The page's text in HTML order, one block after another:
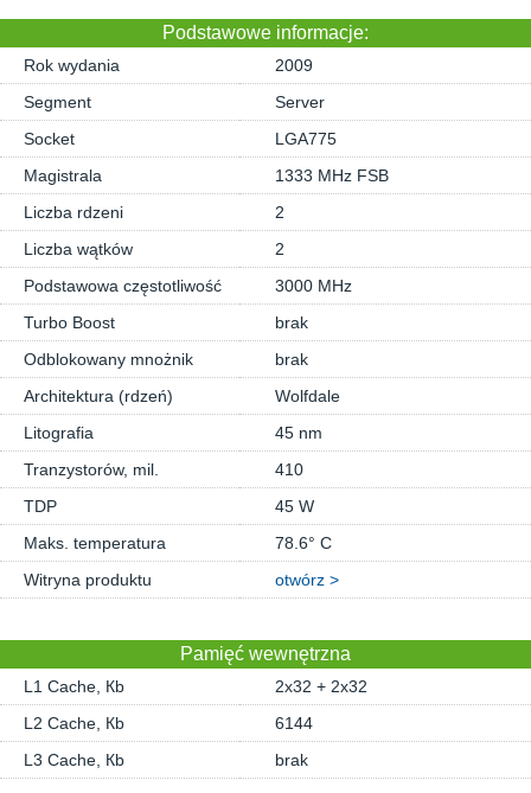
Podstawowe informacje:
Rok wydania
2009
Segment
Server
Socket
LGA775
Magistrala
1333 MHz FSB
Liczba rdzeni
2
Liczba wątków
2
Podstawowa częstotliwość
3000 MHz
Turbo Boost
brak
Odblokowany mnożnik
brak
Architektura (rdzeń)
Wolfdale
Litografia
45 nm
Tranzystorów, mil.
410
TDP
45 W
Maks. temperatura
78.6° C
Witryna produktu
otwórz >
Pamięć wewnętrzna
L1 Cache, Кb
2x32 + 2x32
L2 Cache, Кb
6144
L3 Cache, Кb
brak